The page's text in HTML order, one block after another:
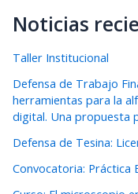
Noticias
Taller Institucional
Defensa de Trabajo
herramientas para la
digital. Una propuesta
Defensa de Tesina:
Convocatoria: Práctica